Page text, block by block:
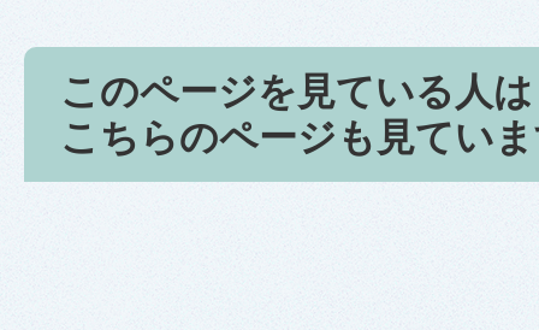
このページを見ている人は
こちらのページも見てい